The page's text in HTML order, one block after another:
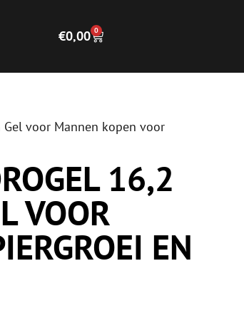
€0,00 0
voor Mannen kopen voor
16,2
VOOR
EN